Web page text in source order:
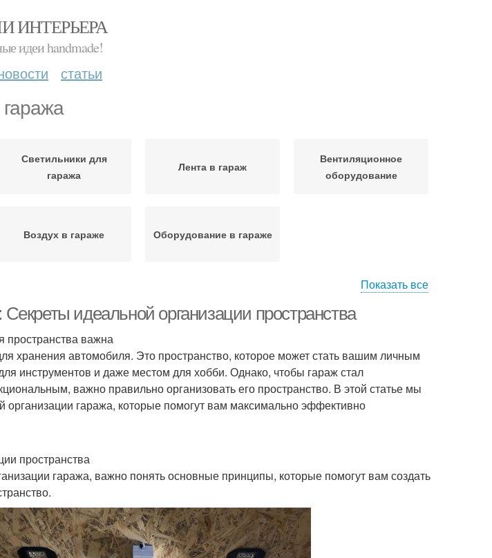
ИНТЕРЬЕРА
идеи handmade!
статьи
Светильники для
гаража
Лента в гараж
Вентиляционное
оборудование
Воздух в гараже Оборудование в гараже
Показать все
идеальной организации пространства
пространства важна
хранения автомобиля. Это пространство, которое может стать вашим личным
инструментов и даже местом для хобби. Однако, чтобы гараж стал
важно правильно организовать его пространство. В этой статье мы
организации гаража, которые помогут вам максимально эффективно
пространства
гаража, важно понять основные принципы, которые помогут вам создать